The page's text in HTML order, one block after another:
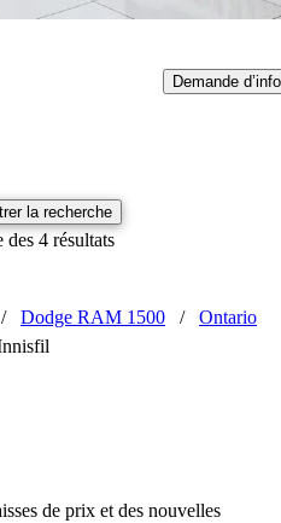
Demande d’info
la recherche
4 résultats
/ Dodge RAM 1500 /
Ontario
de prix et des nouvelles